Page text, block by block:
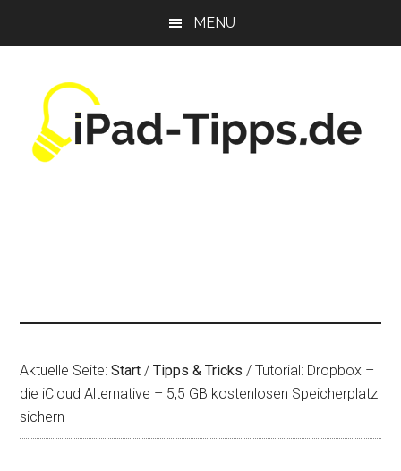
MENU
Aktuelle Seite:Start / Tipps & Tricks / Tutorial: Dropbox –
die iCloud Alternative – 5,5 GB kostenlosen Speicherplatz
sichern